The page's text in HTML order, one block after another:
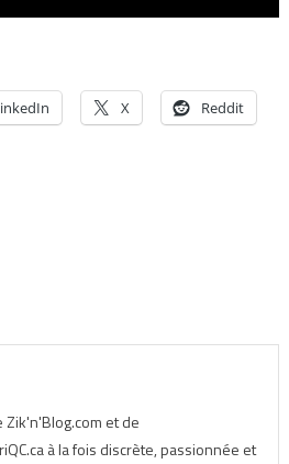
X Reddit
Zik'n'Blog.com et de
à la fois discrète, passionnée et